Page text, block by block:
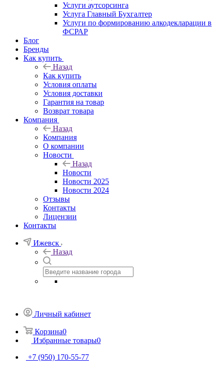
Услуги аутсорсинга
Услуга Главный Бухгалтер
Услуги по формированию алкодекларации в
ФСРАР
Блог
Бренды
Как купить
Назад
Как купить
Условия оплаты
Условия доставки
Гарантия на товар
Возврат товара
Компания
Назад
Компания
О компании
Новости
Назад
Новости
Новости 2025
Новости 2024
Отзывы
Контакты
Лицензии
Контакты
Ижевск
Назад
Личный кабинет
Корзина0
Избранные товары0
+7 (950) 170-55-77